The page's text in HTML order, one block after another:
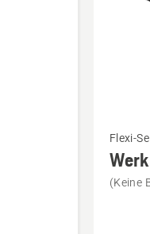
Details
Flexi-
(Keine